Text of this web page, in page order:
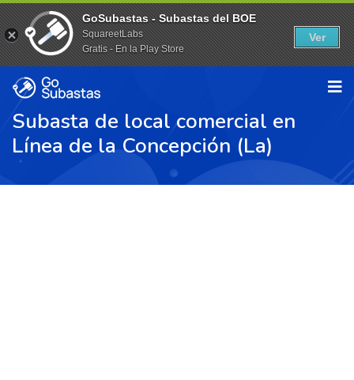
Subasta de local comercial en
Línea de la Concepción (La)
GoSubastas - Subastas del BOE
SquareetLabs
Gratis - En la Play Store
Ver